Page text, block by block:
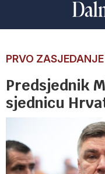
PRVO ZASJEDANJE
Predsjednik
sjednicu